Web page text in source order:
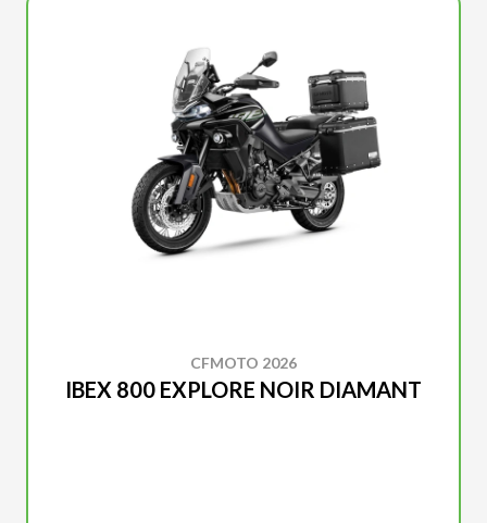
CFMOTO 2026
IBEX 800 EXPLORE NOIR DIAMANT